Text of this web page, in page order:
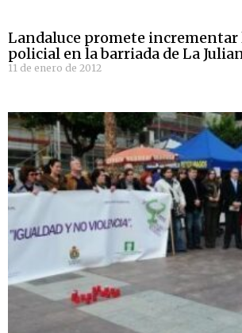
Landaluce promete
policial en la barriada de La
11 de enero de 2012